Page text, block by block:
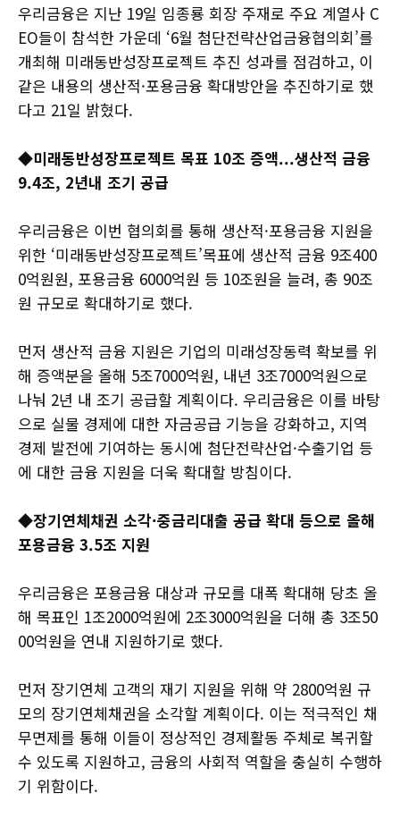
우리금융은 지난 19일 임종룡 회장 주재로 주요 계열사 C
EO들이 참석한 가운데 ‘6월 첨단전략산업금융협의회’를
개최해 미래동반성장프로젝트 추진 성과를 점검하고, 이
같은 내용의 생산적·포용금융 확대방안을 추진하기로 했
다고 21일 밝혔다.
◆미래동반성장프로젝트 목표 10조 증액...생산적 금융
9.4조, 2년내 조기 공급
우리금융은 이번 협의회를 통해 생산적·포용금융 지원을
위한 ‘미래동반성장프로젝트’목표에 생산적 금융 9조400
0억원원, 포용금융 6000억원 등 10조원을 늘려, 총 90조
원 규모로 확대하기로 했다.
먼저 생산적 금융 지원은 기업의 미래성장동력 확보를 위
해 증액분을 올해 5조7000억원, 내년 3조7000억원으로
나눠 2년 내 조기 공급할 계획이다. 우리금융은 이를 바탕
으로 실물 경제에 대한 자금공급 기능을 강화하고, 지역
경제 발전에 기여하는 동시에 첨단전략산업·수출기업 등
에 대한 금융 지원을 더욱 확대할 방침이다.
◆장기연체채권 소각·중금리대출 공급 확대 등으로 올해
포용금융 3.5조 지원
우리금융은 포용금융 대상과 규모를 대폭 확대해 당초 올
해 목표인 1조2000억원에 2조3000억원을 더해 총 3조50
00억원을 연내 지원하기로 했다.
먼저 장기연체 고객의 재기 지원을 위해 약 2800억원 규
모의 장기연체채권을 소각할 계획이다. 이는 적극적인 채
무면제를 통해 이들이 정상적인 경제활동 주체로 복귀할
수 있도록 지원하고, 금융의 사회적 역할을 충실히 수행하
기 위함이다.